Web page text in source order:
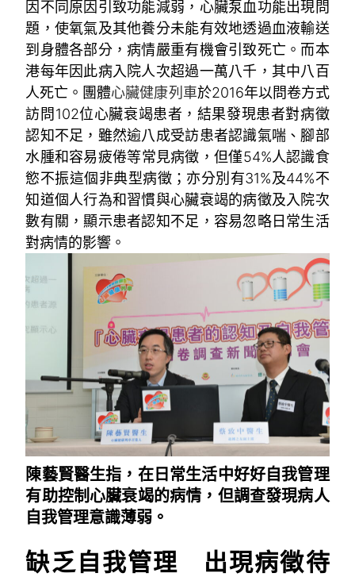
因不同原因引致功能減弱，心臟泵血功能出現問
題，使氧氣及其他養分未能有效地透過血液輸送
到身體各部分，病情嚴重有機會引致死亡。而本
港每年因此病入院人次超過一萬八千，其中八百
人死亡。團體心臟健康列車於2016年以問卷方式
訪問102位心臟衰竭患者，結果發現患者對病徵
認知不足，雖然逾八成受訪患者認識氣喘、腳部
水腫和容易疲倦等常見病徵，但僅54%人認識食
慾不振這個非典型病徵；亦分別有31%及44%不
知道個人行為和習慣與心臟衰竭的病徵及入院次
數有關，顯示患者認知不足，容易忽略日常生活
對病情的影響。
陳藝賢醫生指，在日常生活中好好自我管理
有助控制心臟衰竭的病情，但調查發現病人
自我管理意識薄弱。
缺乏自我管理 出現病徵待